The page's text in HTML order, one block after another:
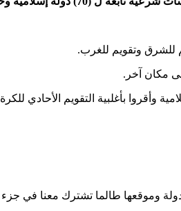
للشرق وتقويم للغرب.
مكان آخر.
وموقعها طالما تشترك معنا في